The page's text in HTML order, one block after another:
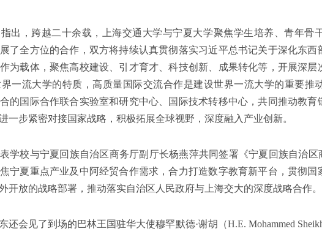
出，跨越二十余载，上海交通大学与宁夏大学聚焦学生培养、青年骨
了全方位的合作，双方将持续认真贯彻落实习近平总书记关于深化东
为载体，聚焦高校建设、引才育才、科技创新、成果转化等，开展深
一流大学的特质，高质量国际交流合作是建设世界一流大学的重要推
的国际合作联合实验室和研究中心、国际技术转移中心，共同推动教
一步紧密对接国家战略，积极拓展全球视野，深度融入产业创新。
学校与宁夏回族自治区商务厅副厅长杨燕萍共同签署《宁夏回族自治
宁夏重点产业及中阿经贸合作需求，合力打造数字教育新平台，贯彻
开放的战略部署，推动落实自治区人民政府与上海交大的深度战略合作。
还会见了到场的巴林王国驻华大使穆罕默德·谢胡（H.E. Mohammed